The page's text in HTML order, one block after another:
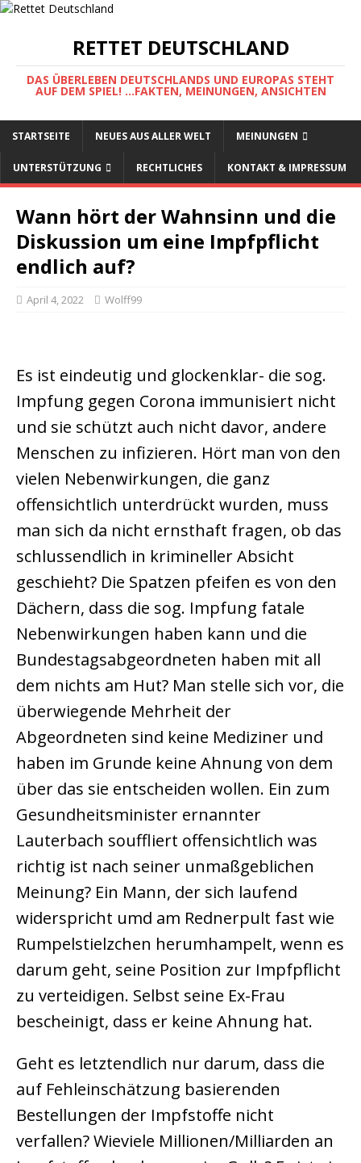
RETTET DEUTSCHLAND
DAS ÜBERLEBEN DEUTSCHLANDS UND EUROPAS STEHT
AUF DEM SPIEL! ...FAKTEN, MEINUNGEN, ANSICHTEN
STARTSEITE NEUES AUS ALLER WELT MEINUNGEN
UNTERSTÜTZUNG RECHTLICHES KONTAKT & IMPRESSUM
Wann hört der Wahnsinn und die
Diskussion um eine Impfpflicht
endlich auf?
April 4, 2022 Wolff99
Es ist eindeutig und glockenklar- die sog.
Impfung gegen Corona immunisiert nicht
und sie schützt auch nicht davor, andere
Menschen zu infizieren. Hört man von den
vielen Nebenwirkungen, die ganz
offensichtlich unterdrückt wurden, muss
man sich da nicht ernsthaft fragen, ob das
schlussendlich in krimineller Absicht
geschieht? Die Spatzen pfeifen es von den
Dächern, dass die sog. Impfung fatale
Nebenwirkungen haben kann und die
Bundestagsabgeordneten haben mit all
dem nichts am Hut? Man stelle sich vor, die
überwiegende Mehrheit der
Abgeordneten sind keine Mediziner und
haben im Grunde keine Ahnung von dem
über das sie entscheiden wollen. Ein zum
Gesundheitsminister ernannter
Lauterbach souffliert offensichtlich was
richtig ist nach seiner unmaßgeblichen
Meinung? Ein Mann, der sich laufend
widerspricht umd am Rednerpult fast wie
Rumpelstielzchen herumhampelt, wenn es
darum geht, seine Position zur Impfpflicht
zu verteidigen. Selbst seine Ex-Frau
bescheinigt, dass er keine Ahnung hat.
Geht es letztendlich nur darum, dass die
auf Fehleinschätzung basierenden
Bestellungen der Impfstoffe nicht
verfallen? Wieviele Millionen/Milliarden an